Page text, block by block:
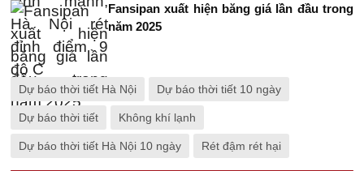
Fansipan xuất hiện băng giá lần đầu trong
năm 2025
Dự báo thời tiết Hà Nội Dự báo thời tiết 10 ngày
Dự báo thời tiết Không khí lạnh
Dự báo thời tiết Hà Nội 10 ngày Rét đậm rét hại